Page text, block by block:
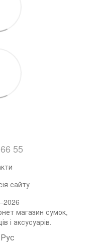
55
сайту
магазин сумок,
і аксусуарів.
Рус